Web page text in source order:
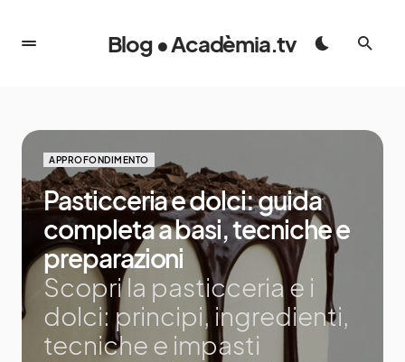
Blog • Acadèmia.tv
APPROFONDIMENTO
Pasticceria e dolci: guida
completa a basi, tecniche e
preparazioni
Scopri la pasticceria e i
dolci: principi, ingredienti,
tecniche e impasti